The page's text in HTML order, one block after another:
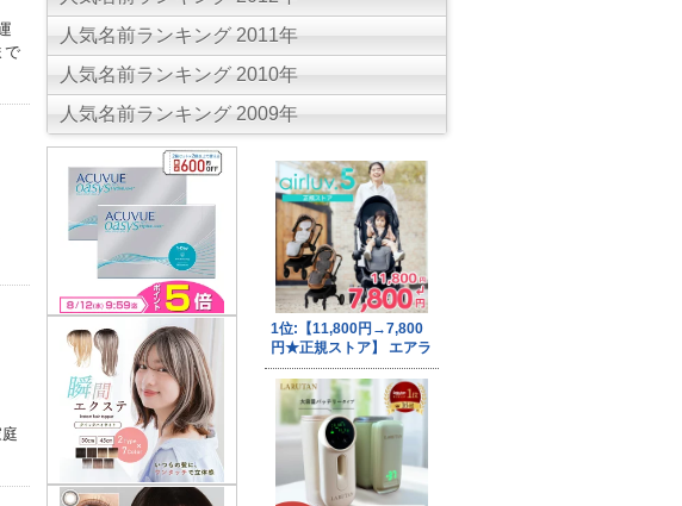
で
人気名前ランキング 2011年
人気名前ランキング 2010年
人気名前ランキング 2009年